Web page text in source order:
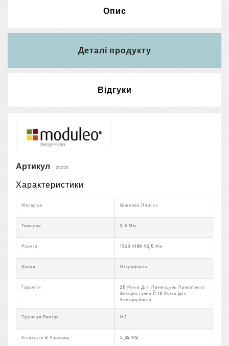
Опис
Деталі продукту
Відгуки
Артикул 22220
Характеристики
Матеріал Вінілова Плитка
Товщина 2,5 Мм
Розмір 1320 Х196 Х2,5 Мм
Фаска Мікрофаска
Гарантія
25 Років Для Приміщень Приватного
Використання Й 10 Років Для
Комерційного
Одиниця Виміру М2
Кількість В Упаковці 3,62 М2